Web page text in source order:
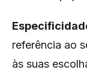
referência ao
às suas